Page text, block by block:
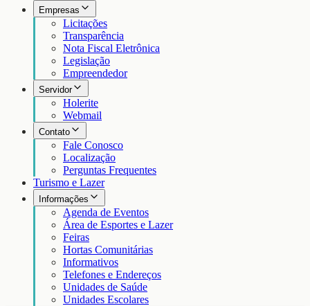
Empresas
Licitações
Transparência
Nota Fiscal Eletrônica
Legislação
Empreendedor
Servidor
Holerite
Webmail
Contato
Fale Conosco
Localização
Perguntas Frequentes
Turismo e Lazer
Informações
Agenda de Eventos
Área de Esportes e Lazer
Feiras
Hortas Comunitárias
Informativos
Telefones e Endereços
Unidades de Saúde
Unidades Escolares